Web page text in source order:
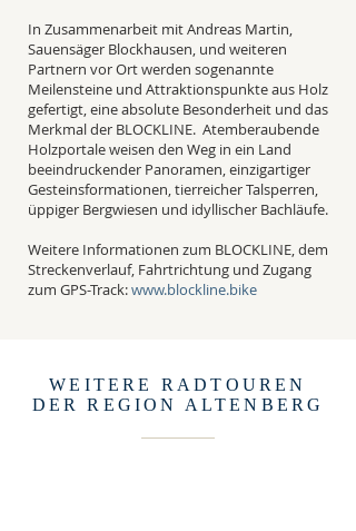
In Zusammenarbeit mit Andreas Martin,
Sauensäger Blockhausen, und weiteren
Partnern vor Ort werden sogenannte
Meilensteine und Attraktionspunkte aus Holz
gefertigt, eine absolute Besonderheit und das
Merkmal der BLOCKLINE. Atemberaubende
Holzportale weisen den Weg in ein Land
beeindruckender Panoramen, einzigartiger
Gesteinsformationen, tierreicher Talsperren,
üppiger Bergwiesen und idyllischer Bachläufe.
Weitere Informationen zum BLOCKLINE, dem
Streckenverlauf, Fahrtrichtung und Zugang
zum GPS-Track:www.blockline.bike
WEITERE RADTOUREN
DER REGION ALTENBERG